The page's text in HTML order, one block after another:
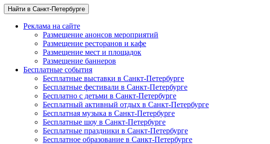
Найти в Санкт-Петербурге
Реклама на сайте
Размещение анонсов мероприятий
Размещение ресторанов и кафе
Размещение мест и площадок
Размещение баннеров
Бесплатные события
Бесплатные выставки в Санкт-Петербурге
Бесплатные фестивали в Санкт-Петербурге
Бесплатно с детьми в Санкт-Петербурге
Бесплатный активный отдых в Санкт-Петербурге
Бесплатная музыка в Санкт-Петербурге
Бесплатные шоу в Санкт-Петербурге
Бесплатные праздники в Санкт-Петербурге
Бесплатное образование в Санкт-Петербурге